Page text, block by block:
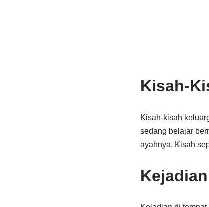
Kisah-
Kisah-kisah
sedang belajar
ayahnya. Kisah